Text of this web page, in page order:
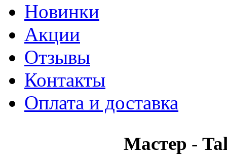
Новинки
Акции
Отзывы
Контакты
Оплата и доставка
Мастер -